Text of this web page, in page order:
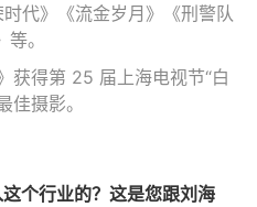
代》《流金岁月》《刑警队
等。
获得第 25 届上海电视节“白
佳摄影。
个行业的？这是您跟刘海